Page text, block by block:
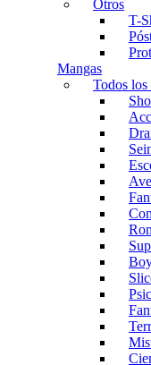
Otros
T-
Mangas
Todos los